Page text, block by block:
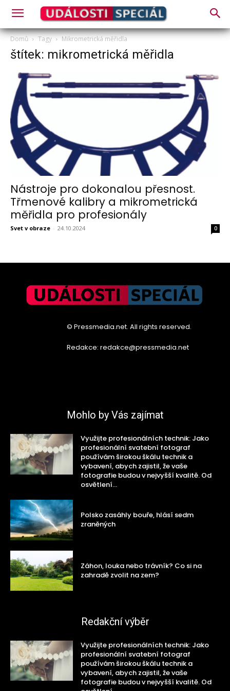
Domů Tagy Mikrometrická měřidla
štítek: mikrometrická měřidla
Nástroje pro dokonalou přesnost.
Třmenové kalibry a mikrometrická
měřidla pro profesionály
Svet v obraze - 24.10.2024 0
© Pressmedia.net. All rights reserved.
Redakce: redakce@pressmedia.net
Mohlo by Vás zajímat
Využijte profesionálních technik: Jako
profesionální svatební fotograf
používám širokou škálu technik a
vybavení, abych zajistil, že vaše
fotografie budou v nejvyšší kvalitě. Od
osvětlení...
Polsko zasáhly bouře, hlásí sedm
zraněných
Záhon, louka nebo trávník? Co si na
zahradě zvolit na zem?
Redakční výběr
Využijte profesionálních technik: Jako
profesionální svatební fotograf
používám širokou škálu technik a
vybavení, abych zajistil, že vaše
fotografie budou v nejvyšší kvalitě. Od